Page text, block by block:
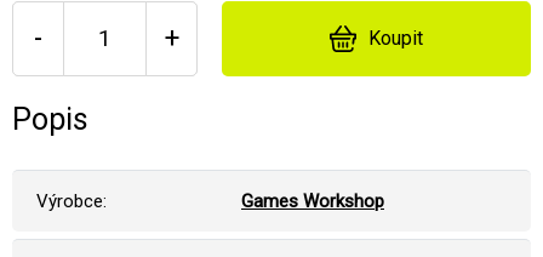
- + Koupit
Popis
Výrobce: Games Workshop